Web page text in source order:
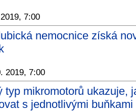
7:00
nemocnice získá
2019, 7:00
typ mikromotorů ukazuje,
s jednotlivými